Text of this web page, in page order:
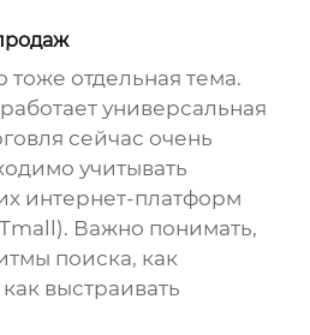
тоже отдельная тема.
универсальная
сейчас очень
учитывать
интернет-платформ
Важно понимать,
поиска, как
выстраивать